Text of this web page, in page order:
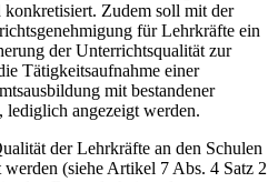
Zudem soll mit der
für Lehrkräfte ein
der Unterrichtsqualität zur
Tätigkeitsaufnahme einer
mit bestandener
angezeigt werden.
der Lehrkräfte an den Schulen
(siehe Artikel 7 Abs. 4 Satz 2